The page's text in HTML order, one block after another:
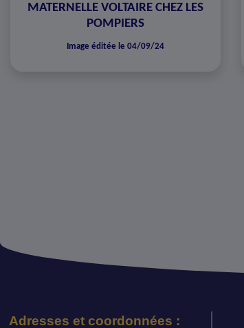
MATERNELLE VOLTAIRE CHEZ LES
POMPIERS
Image éditée le 04/09/24
Adresses et coordonnées :